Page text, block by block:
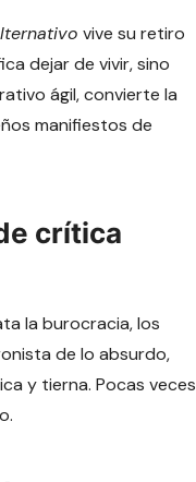
vive su retiro
dejar de vivir, sino
ágil, convierte la
manifiestos de
crítica
la burocracia, los
de lo absurdo,
y tierna. Pocas veces